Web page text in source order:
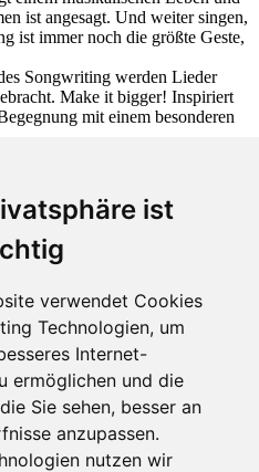
ist
verwendet Cookies
Technologien, um
Internet-
ermöglichen und die
Sie sehen, besser an
anzupassen.
nutzen wir
ist angesagt. Und weiter singen,
ist immer noch die größte Geste,
Songwriting werden Lieder
Make it bigger! Inspiriert
mit einem besonderen